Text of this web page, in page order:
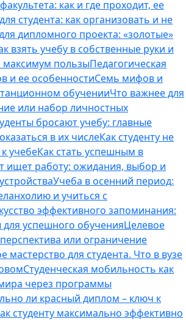
как и где проходит, ее
студента: как организовать и не
дипломного проекта: «золотые»
взять учебу в собственные руки и
максимум пользыПедагогическая
и ее особенностиСемь мифов и
обученииЧто важнее для
или набор личностных
бросают учебу: главные
в их числеКак студенту не
учебеКак стать успешным в
ищет работу: ожидания, выбор и
Учеба в осенний период:
и учиться с
эффективного запоминания:
для успешного обученияЦелевое
или ограничение
мастерство для студента. Что в вузе
Студенческая мобильность как
через программы
ли красный диплом – ключ к
студенту максимально эффективно